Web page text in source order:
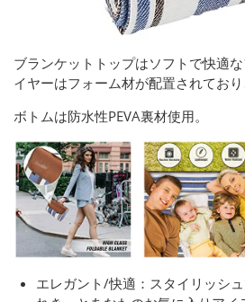
ブランケットトップはソフトで快適
イヤーはフォーム材が配置されており
ボトムは防水性PEVA裏材使用。
エレガント/快適：スタイリッシ